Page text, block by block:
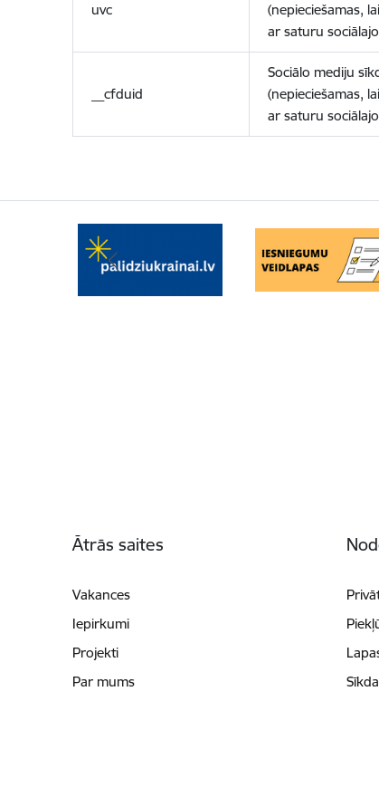
uvc
(nepieciešamas,
ar saturu
__cfduid
Sociālo mediju
(nepieciešamas,
ar saturu
Ātrās saites
Vakances
Iepirkumi
Projekti
Par mums